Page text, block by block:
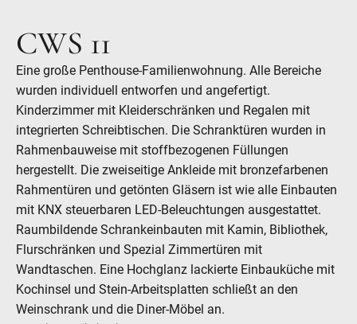
CWS 11
Eine große Penthouse-Familienwohnung. Alle Bereiche
wurden individuell entworfen und angefertigt.
Kinderzimmer mit Kleiderschränken und Regalen mit
integrierten Schreibtischen. Die Schranktüren wurden in
Rahmenbauweise mit stoffbezogenen Füllungen
hergestellt. Die zweiseitige Ankleide mit bronzefarbenen
Rahmentüren und getönten Gläsern ist wie alle Einbauten
mit KNX steuerbaren LED-Beleuchtungen ausgestattet.
Raumbildende Schrankeinbauten mit Kamin, Bibliothek,
Flurschränken und Spezial Zimmertüren mit
Wandtaschen. Eine Hochglanz lackierte Einbauküche mit
Kochinsel und Stein-Arbeitsplatten schließt an den
Weinschrank und die Diner-Möbel an.